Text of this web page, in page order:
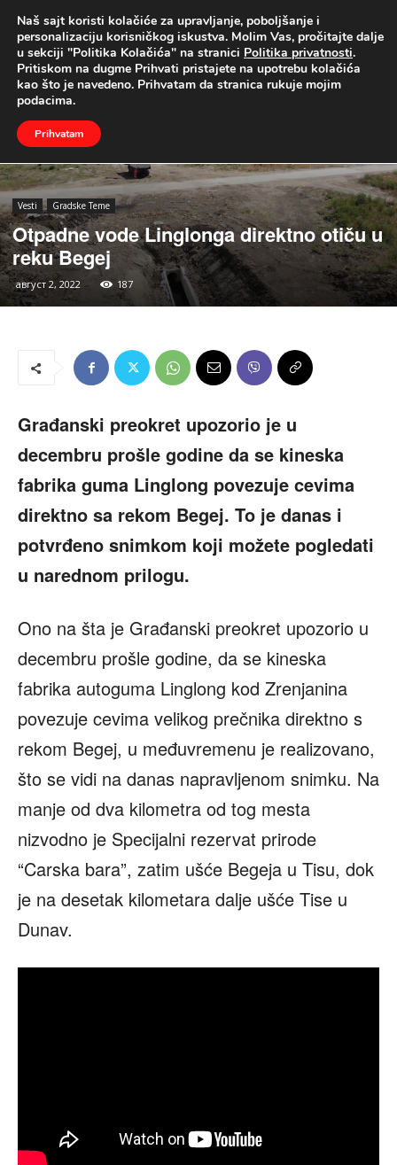
UŽIVO
Naslovna Vesti Gradske Teme
Vesti Gradske Teme
Otpadne vode Linglonga direktno otiču u
reku Begej
август 2, 2022 187
Građanski preokret upozorio je u
decembru prošle godine da se kineska
fabrika guma Linglong povezuje cevima
direktno sa rekom Begej. To je danas i
potvrđeno snimkom koji možete pogledati
u narednom prilogu.
Ono na šta je Građanski preokret upozorio u
decembru prošle godine, da se kineska
fabrika autoguma Linglong kod Zrenjanina
povezuje cevima velikog prečnika direktno s
rekom Begej, u međuvremenu je realizovano,
što se vidi na danas napravljenom snimku. Na
manje od dva kilometra od tog mesta
nizvodno je Specijalni rezervat prirode
“Carska bara”, zatim ušće Begeja u Tisu, dok
je na desetak kilometara dalje ušće Tise u
Dunav.
Naš sajt koristi kolačiće za upravljanje, poboljšanje i
personalizaciju korisničkog iskustva. Molim Vas, pročitajte dalje
u sekciji "Politika Kolačića" na stranici Politika privatnosti.
Pritiskom na dugme Prihvati pristajete na upotrebu kolačića
kao što je navedeno. Prihvatam da stranica rukuje mojim
podacima.
Prihvatam